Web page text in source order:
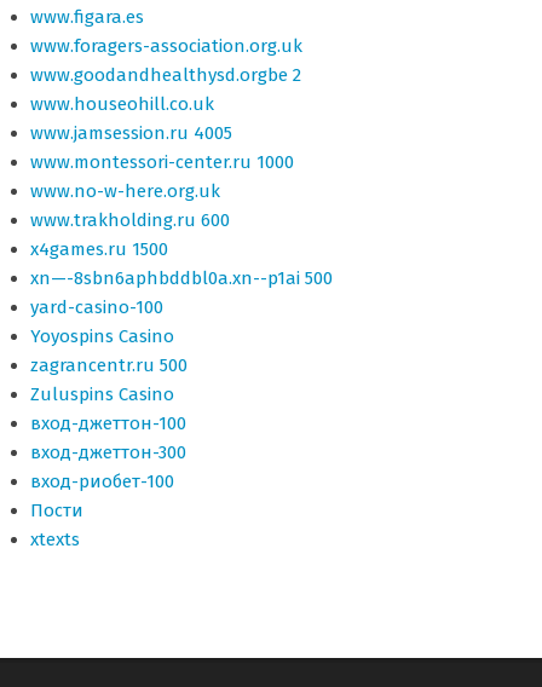
www.figara.es
www.foragers-association.org.uk
www.goodandhealthysd.orgbe 2
www.houseohill.co.uk
www.jamsession.ru 4005
www.montessori-center.ru 1000
www.no-w-here.org.uk
www.trakholding.ru 600
x4games.ru 1500
xn—-8sbn6aphbddbl0a.xn--p1ai 500
yard-casino-100
Yoyospins Casino
zagrancentr.ru 500
Zuluspins Casino
вход-джеттон-100
вход-джеттон-300
вход-риобет-100
Пости
хtexts